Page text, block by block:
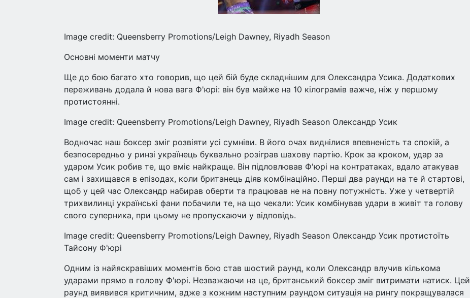
Image credit: Queensberry Promotions/Leigh Dawney, Riyadh Season
Основні моменти матчу
Ще до бою багато хто говорив, що цей бій буде складнішим для Олександра Усика. Додаткових
переживань додала й нова вага Ф'юрі: він був майже на 10 кілограмів важче, ніж у першому
протистоянні.
Image credit: Queensberry Promotions/Leigh Dawney, Riyadh Season Олександр Усик
Водночас наш боксер зміг розвіяти усі сумніви. В його очах виднілися впевненість та спокій, а
безпосередньо у ринзі українець буквально розіграв шахову партію. Крок за кроком, удар за
ударом Усик робив те, що вміє найкраще. Він підловлював Ф'юрі на контратаках, вдало атакував
сам і захищався в епізодах, коли британець діяв комбінаційно. Перші два раунди на те й стартові,
щоб у цей час Олександр набирав оберти та працював не на повну потужність. Уже у четвертій
трихвилинці українські фани побачили те, на що чекали: Усик комбінував удари в живіт та голову
свого суперника, при цьому не пропускаючи у відповідь.
Image credit: Queensberry Promotions/Leigh Dawney, Riyadh Season Олександр Усик протистоїть
Тайсону Ф'юрі
Одним із найяскравіших моментів бою став шостий раунд, коли Олександр влучив кількома
ударами прямо в голову Ф'юрі. Незважаючи на це, британський боксер зміг витримати натиск. Цей
раунд виявився критичним, адже з кожним наступним раундом ситуація на рингу покращувалася